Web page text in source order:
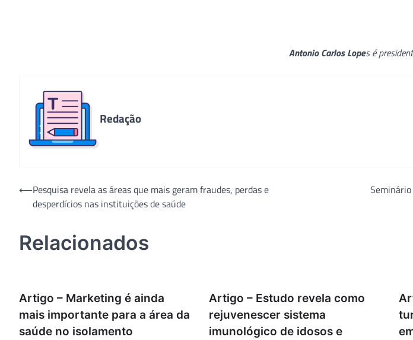
Antonio Carlos Lopes é
Redação
Navegação
⟵Pesquisa revela as áreas que mais geram fraudes, perdas e
desperdícios nas instituições de saúde
Seminário
Relacionados
Artigo – Marketing é ainda
mais importante para a área da
saúde no isolamento
Artigo – Estudo revela como
rejuvenescer sistema
imunológico de idosos e